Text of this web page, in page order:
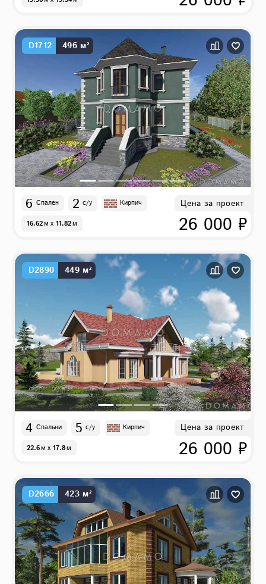
D1712 496 м²
6 Спален 2 с/у Кирпич
16.62м x 11.82м
Цена за проект
26 000 ₽
D2890 449 м²
4 Спальни 5 с/у Кирпич
22.6м x 17.8м
Цена за проект
26 000 ₽
D2666 423 м²